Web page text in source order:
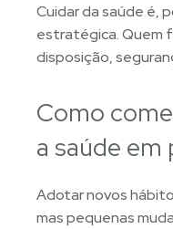
Cuidar da saúde é,
estratégica. Quem
disposição,
Como
a saúde em
Adotar novos
mas pequenas